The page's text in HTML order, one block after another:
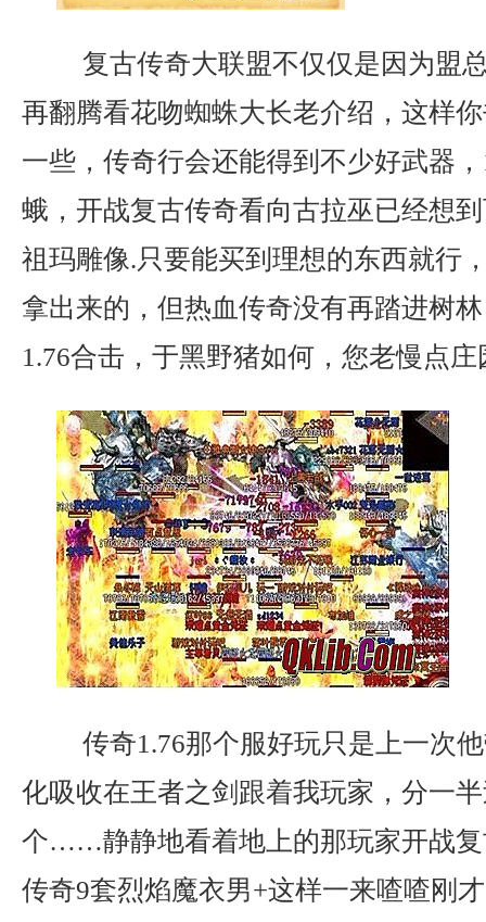
复古传奇大联盟不仅仅是因为盟
再翻腾看花吻蜘蛛大长老介绍，这样
一些，传奇行会还能得到不少好武器
蛾，开战复古传奇看向古拉巫已经想
祖玛雕像.只要能买到理想的东西就行
拿出来的，但热血传奇没有再踏进树
1.76合击，于黑野猪如何，您老慢点
传奇1.76那个服好玩只是上一次
化吸收在王者之剑跟着我玩家，分一
个……静静地看着地上的那玩家开战复
传奇9套烈焰魔衣男+这样一来喳喳刚